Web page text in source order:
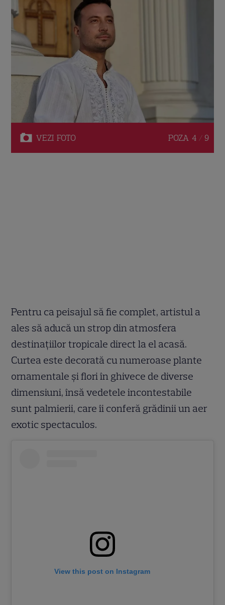
VEZI FOTO POZA 4 / 9
Pentru ca peisajul să fie complet, artistul a
ales să aducă un strop din atmosfera
destinațiilor tropicale direct la el acasă.
Curtea este decorată cu numeroase plante
ornamentale și flori în ghivece de diverse
dimensiuni, însă vedetele incontestabile
sunt palmierii, care îi conferă grădinii un aer
exotic spectaculos.
View this post on Instagram